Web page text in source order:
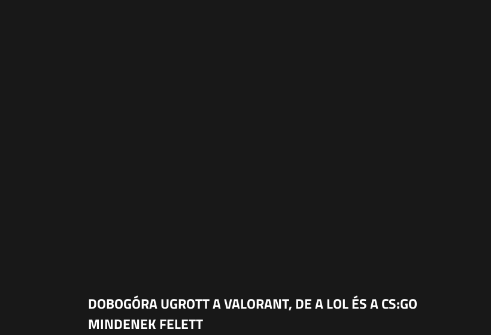
DOBOGÓRA UGROTT A VALORANT, DE A LOL ÉS A CS:GO
MINDENEK FELETT